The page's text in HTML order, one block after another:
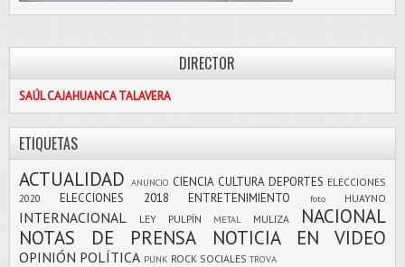
DIRECTOR
SAÚL CAJAHUANCA TALAVERA
ETIQUETAS
ACTUALIDAD ANUNCIO CIENCIA CULTURA DEPORTES ELECCIONES
2020
ELECCIONES 2018 ENTRETENIMIENTO foto HUAYNO
INTERNACIONAL LEY PULPÍN METAL MULIZA
NACIONAL
NOTAS DE PRENSA
NOTICIA EN VIDEO
OPINIÓN POLÍTICA PUNK ROCK SOCIALES TROVA